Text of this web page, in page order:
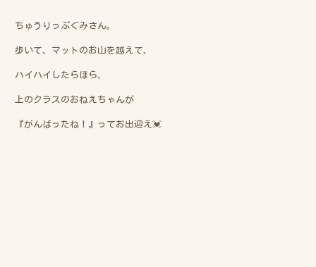
ちゅうりっぷぐみさん。
歩いて、マットのお山を越えて、
ハイハイしたらほら、
上のクラスのおねえちゃんが
『がんばったね！』ってお出迎え💓